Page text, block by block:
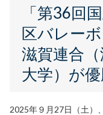
く
ず
「第36回
区バレー
滋賀連合
大学）が優
2025年９月27日（土）